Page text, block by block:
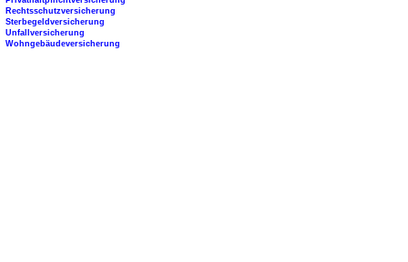
Rechtsschutzversicherung
Sterbegeldversicherung
Unfallversicherung
Wohngebäudeversicherung